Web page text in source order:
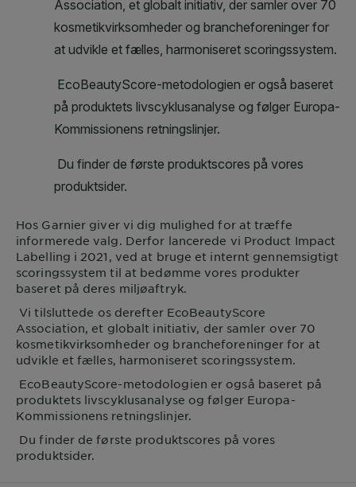
Hos Garnier giver vi dig mulighed for at træffe
informerede valg. Derfor lancerede vi Product Impact
Labelling i 2021, ved at bruge et internt gennemsigtigt
scoringssystem til at bedømme vores produkter
baseret på deres miljøaftryk.
Vi tilsluttede os derefter EcoBeautyScore
Association, et globalt initiativ, der samler over 70
kosmetikvirksomheder og brancheforeninger for at
udvikle et fælles, harmoniseret scoringssystem.
EcoBeautyScore-metodologien er også baseret på
produktets livscyklusanalyse og følger Europa-
Kommissionens retningslinjer.
Du finder de første produktscores på vores
produktsider.